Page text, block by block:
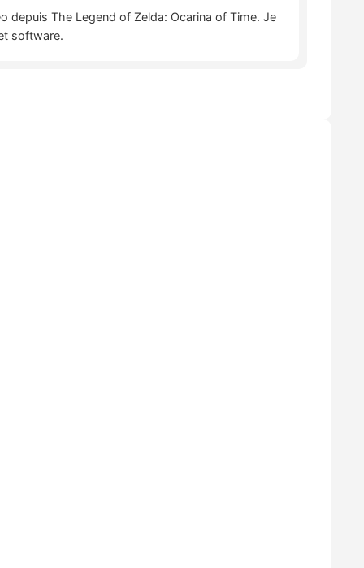
depuis The Legend of Zelda: Ocarina of Time. Je
software.